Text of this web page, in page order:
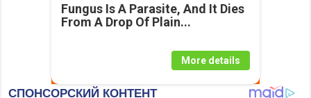
Fungus Is A Parasite, And It Dies
From A Drop Of Plain...
More details